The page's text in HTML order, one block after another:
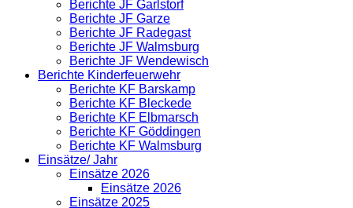
Berichte JF Garlstorf
Berichte JF Garze
Berichte JF Radegast
Berichte JF Walmsburg
Berichte JF Wendewisch
Berichte Kinderfeuerwehr
Berichte KF Barskamp
Berichte KF Bleckede
Berichte KF Elbmarsch
Berichte KF Göddingen
Berichte KF Walmsburg
Einsätze/ Jahr
Einsätze 2026
Einsätze 2026
Einsätze 2025